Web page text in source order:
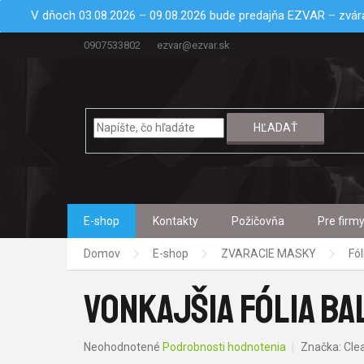
V dňoch 03.08.2026 – 09.08.2026 bude predajňa EZVAR –
0907533802 ezvar@ezvar.sk
HĽADAŤ
E-shop Kontakty Požičovňa Pre firmy
Domov E-shop ZVARACIE MASKY
VONKAJŠIA FÓLIA
Priemerné
Neohodnotené Podrobnosti hodnotenia Značka: